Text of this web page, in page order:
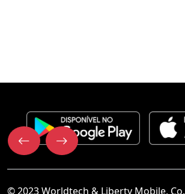
© 2023 Worldtech & Liberty Mobile, Co.